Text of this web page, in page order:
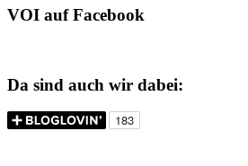
VOI auf Facebook
Da sind auch wir dabei: